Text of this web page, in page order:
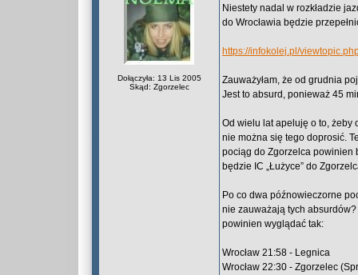
Dołączyła: 13 Lis 2005
Skąd: Zgorzelec
Niestety nadal w rozkładzie
do Wrocławia będzie
https://infokolej.pl/
Zauważyłam, że od grudnia
Jest to absurd, ponieważ 45
Od wielu lat apeluję o to, żeby
nie można się tego doprosić.
pociąg do Zgorzelca powinien
będzie IC „Łużyce” do
Po co dwa późnowieczorne
nie zauważają tych
powinien wyglądać tak:
Wrocław 21:58 - Legnica
Wrocław 22:30 - Zgorzelec